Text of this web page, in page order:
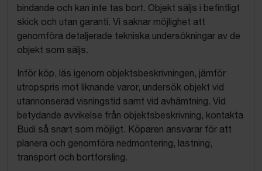
bindande och kan inte tas bort. Objekt säljs i befintligt
skick och utan garanti. Vi saknar möjlighet att
genomföra detaljerade tekniska undersökningar av de
objekt som säljs.
Inför köp, läs igenom objektsbeskrivningen, jämför
utropspris mot liknande varor, undersök objekt vid
utannonserad visningstid samt vid avhämtning. Vid
betydande avvikelse från objektsbeskrivning, kontakta
Budi så snart som möjligt. Köparen ansvarar för att
planera och genomföra nedmontering, lastning,
transport och bortforsling.